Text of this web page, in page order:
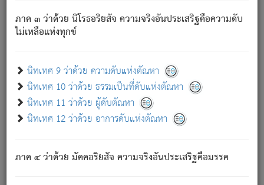
ภาค ๓ ว่าด้วย นิโรธอริยสัจ ความจริงอันประเสริฐคือความดับ
ไม่เหลือแห่งทุกข์
นิทเทศ 9 ว่าด้วย ความดับแห่งตัณหา
นิทเทศ 10 ว่าด้วย ธรรมเป็นที่ดับแห่งตัณหา
นิทเทศ 11 ว่าด้วย ผู้ดับตัณหา
นิทเทศ 12 ว่าด้วย อาการดับแห่งตัณหา
ภาค ๔ ว่าด้วย มัคคอริยสัจ ความจริงอันประเสริฐคือมรรค
ภิกษุนั้น เป็นผู้ครอบงำมารได้แล้ว ชนะสงครามแล้ว ก้าวล่วง
ภพทั้งหลายทั้งปวงได้แล้ว เป็นผู้คงที่ (คือไม่เปลี่ยนแปลงอีกต่อ
- อุ.ขุ. ๒๕/๑๒๑/๘๔.
(ข้อความนี้ เป็นพระพุทธอุทานที่ทรงเปล่งออก ที่โคนต้นโพธิ์
เป็นที่ตรัสรู้ เมื่อตรัสรู้แล้วได้ 7 วัน)